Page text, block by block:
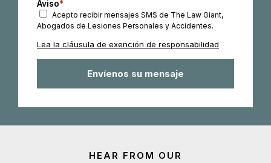
Aviso*
Acepto recibir mensajes SMS de The Law Giant,
Abogados de Lesiones Personales y Accidentes.
Lea la cláusula de exención de responsabilidad